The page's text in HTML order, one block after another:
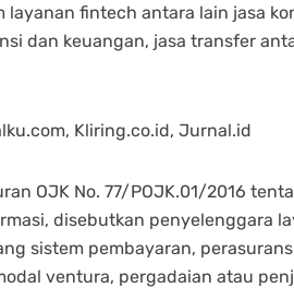
fintech antara lain jasa
dan keuangan, jasa transfer
Kliring.co.id, Jurnal.id
OJK No. 77/POJK.01/2016
disebutkan penyelenggara
sistem pembayaran,
ventura, pergadaian atau